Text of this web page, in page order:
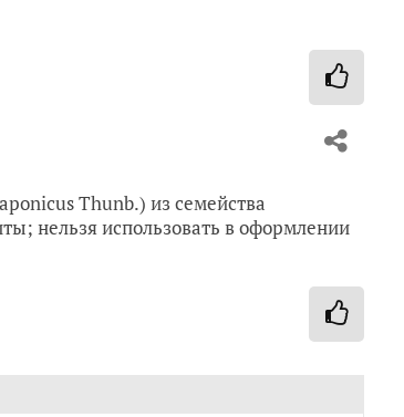
Thunb.) из семейства
нельзя использовать в оформлении